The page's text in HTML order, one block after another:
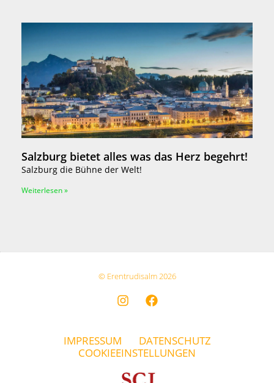
Salzburg bietet alles was das Herz begehrt!
Salzburg die Bühne der Welt!
Weiterlesen »
© Erentrudisalm 2026
IMPRESSUM
DATENSCHUTZ
COOKIEEINSTELLUNGEN